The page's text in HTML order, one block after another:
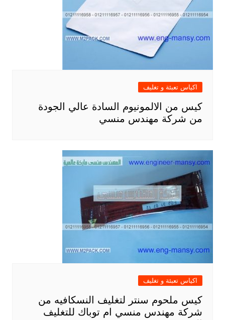
اكياس تعبئة و تغليف
كيس من الالمونيوم السادة عالي الجودة
من شركة مهندس منسي
اكياس تعبئة و تغليف
كيس ملحوم سنتر لتغليف النسكافيه من
شركة مهندس منسي ام توباك للتغليف